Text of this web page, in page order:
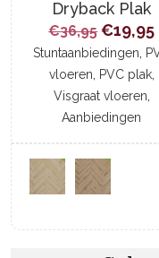
Dryback Plak
€36,95
prijs
was:
€36,95.
€19,95
Stuntaanbiedingen,
vloeren, PVC plak,
Visgraat vloeren,
Aanbiedingen